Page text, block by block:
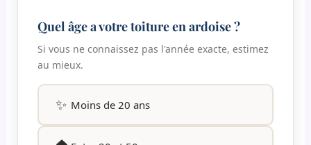
Quel âge a votre toiture en ardoise ?
Si vous ne connaissez pas l'année exacte, estimez
au mieux.
✨ Moins de 20 ans